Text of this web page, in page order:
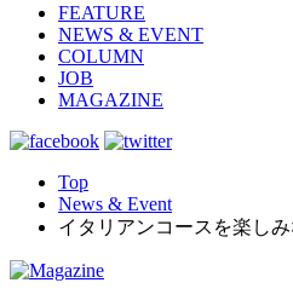
FEATURE
NEWS & EVENT
COLUMN
JOB
MAGAZINE
Top
News & Event
イタリアンコースを楽し